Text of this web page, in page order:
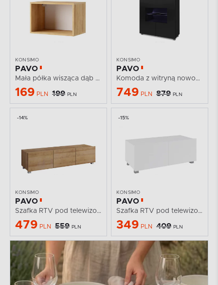
KONSIMO
PAVO
Mała półka wisząca dąb złoty 50 cm
169 PLN 199 PLN
KONSIMO
PAVO
Komoda z witryną nowoczesna podświetlana czarny...
749 PLN 879 PLN
-14%
KONSIMO
PAVO
Szafka RTV pod telewizor 150cm dąb złoty
479 PLN 559 PLN
-15%
KONSIMO
PAVO
Szafka RTV pod telewizor biały połysk 100cm
349 PLN 409 PLN